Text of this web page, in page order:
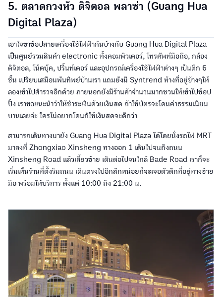
5. ตลาดกวงหัว ดิจิตอล พลาซ่า (Guang Hua
Digital Plaza)
เอาใจขาช้อปสายเครื่องใช้ไฟฟ้ากันบ้างกับ Guang Hua Digital Plaza
เป็นศูนย์รวมสินค้า electronic ทั้งคอมพิวเตอร์, โทรศัพท์มือถือ, กล้อง
ดิจิตอล, โน้ตบุ๊ค, ปริ้นท์เตอร์ และอุปกรณ์เครื่องใช้ไฟฟ้าต่างๆ เป็นตึก 6
ชั้น เปรียบเสมือนพันทิพย์บ้านเรา แถมยังมี Syntrend ห้างที่อยู่ข้างๆให้
ลองเข้าไปสำรวจอีกด้วย ภายนอกยังมีร้านค้าจำนวนมากชวนให้เข้าไปช้อป
ปิ้ง เราขอแนะนำว่าให้ชำระเงินด้วยเงินสด ถ้าใช้บัตรจะโดนค่าธรรมเนียม
บานเลยล่ะ ใครไม่อยากโดนก็ใช้เงินสดจะดีกว่า
สามารถเดินทางมายัง Guang Hua Digital Plaza ได้โดยนั่งรถไฟ MRT
มาลงที่ Zhongxiao Xinsheng ทางออก 1 เดินไปจนถึงถนน
Xinsheng Road แล้วเลี้ยวซ้าย เดินต่อไปจนใกล้ Bade Road เราก็จะ
เริ่มเห็นร้านที่ตั้งริมถนน เดินตรงไปอีกสักหน่อยก็จะเจอตัวตึกที่อยู่ทางซ้าย
มือ พร้อมให้บริการ ตั้งแต่ 10:00 ถึง 21:00 น.